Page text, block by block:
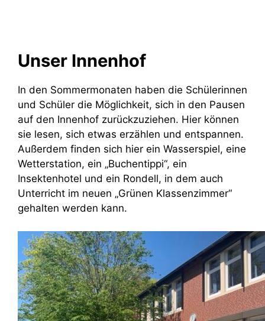
Unser Innenhof
In den Sommermonaten haben die Schülerinnen
und Schüler die Möglichkeit, sich in den Pausen
auf den Innenhof zurückzuziehen. Hier können
sie lesen, sich etwas erzählen und entspannen.
Außerdem finden sich hier ein Wasserspiel, eine
Wetterstation, ein „Buchentippi“, ein
Insektenhotel und ein Rondell, in dem auch
Unterricht im neuen „Grünen Klassenzimmer“
gehalten werden kann.